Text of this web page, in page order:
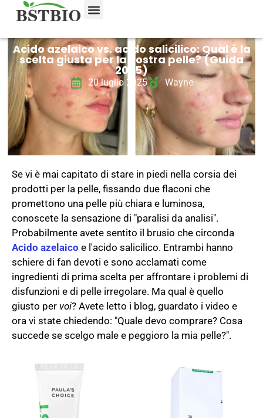
Acido azelaico vs. acido salicilico: Qual è la
scelta giusta per la vostra pelle? (Guida
2025)
20 luglio 2025 Wayne
Se vi è mai capitato di stare in piedi nella corsia dei
prodotti per la pelle, fissando due flaconi che
promettono una pelle più chiara e luminosa,
conoscete la sensazione di "paralisi da analisi".
Probabilmente avete sentito il brusio che circonda
Acido azelaico e l'acido salicilico. Entrambi hanno
schiere di fan devoti e sono acclamati come
ingredienti di prima scelta per affrontare i problemi di
disfunzioni e di pelle irregolare. Ma qual è quello
giusto per voi? Avete letto i blog, guardato i video e
ora vi state chiedendo: "Quale devo comprare? Cosa
succede se scelgo male e peggioro la mia pelle?".